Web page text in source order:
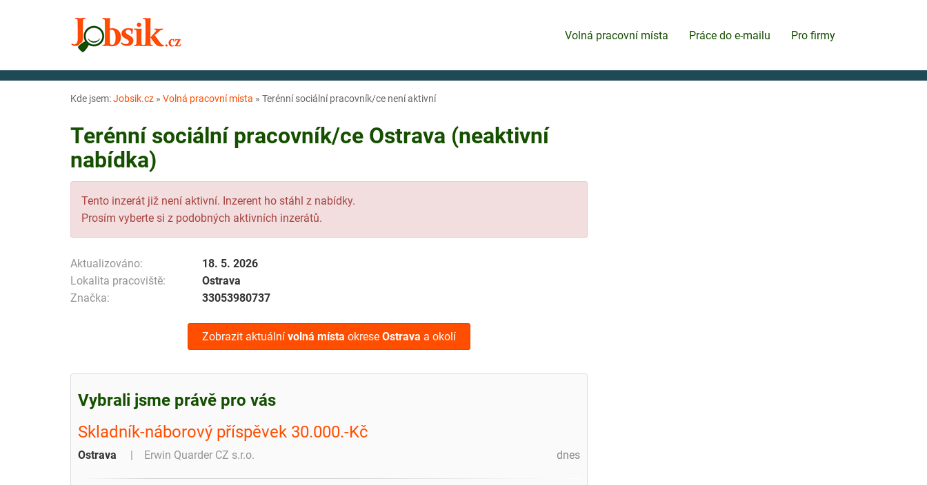
Volná pracovní místa Práce do e-mailu Pro firmy
Kde jsem:Jobsik.cz » Volná pracovní místa » Terénní sociální pracovník/ce není aktivní
Terénní sociální pracovník/ce Ostrava (neaktivní
nabídka)
Tento inzerát již není aktivní. Inzerent ho stáhl z nabídky.
Prosím vyberte si z podobných aktivních inzerátů.
Aktualizováno:
18. 5. 2026
Lokalita pracoviště:
Ostrava
Značka:
33053980737
Zobrazit aktuální volná místa okrese Ostrava a okolí
Vybrali jsme právě pro vás
Skladník-náborový příspěvek 30.000.-Kč
dnes
Ostrava Erwin Quarder CZ s.r.o.